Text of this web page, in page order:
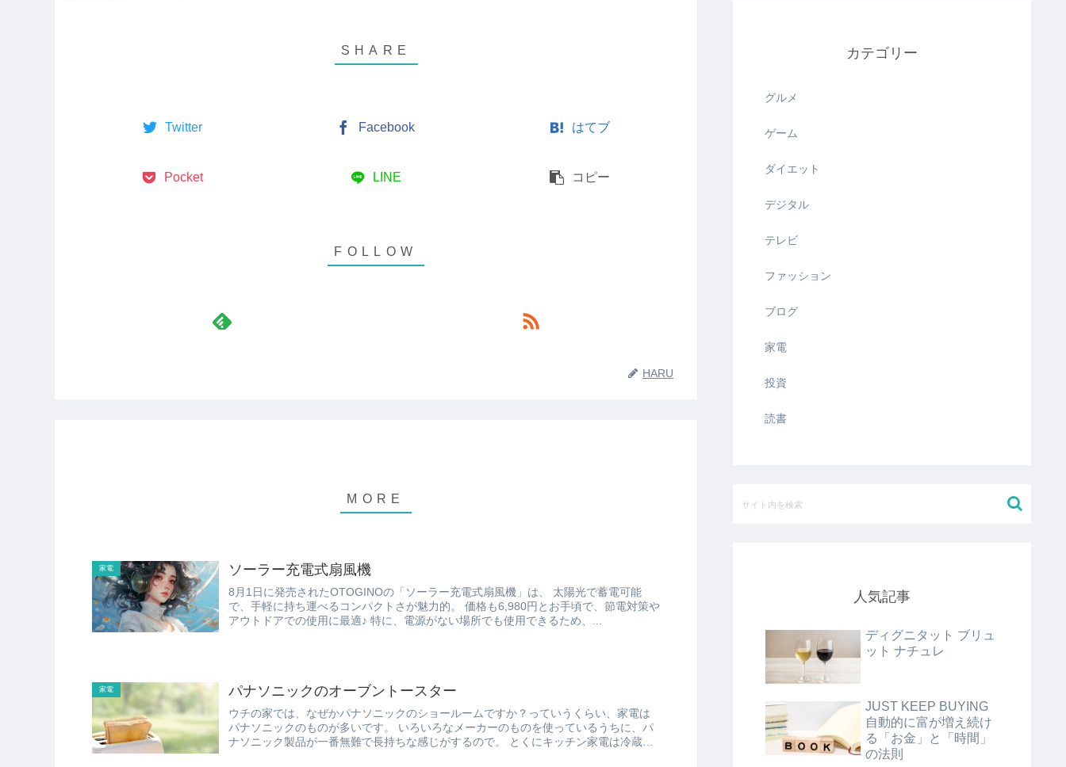
Twitter Facebook はてブ
Pocket LINE コピー
HARU
家電 ソーラー充電式扇風機
8月1日に発売されたOTOGINOの「ソーラー充電式扇風機」は、 太陽光で蓄電可能
で、手軽に持ち運べるコンパクトさが魅力的。 価格も6,980円とお手頃で、節電対策や
アウトドアでの使用に最適♪ 特に、電源がない場所でも使用できるため、...
家電 パナソニックのオーブントースター
ウチの家では、なぜかパナソニックのショールームですか？っていうくらい、家電は
パナソニックのものが多いです。 いろいろなメーカーのものを使っているうちに、パ
ナソニック製品が一番無難で長持ちな感じがするので。 とくにキッチン家電は冷蔵
カテゴリー
グルメ
ゲーム
ダイエット
デジタル
テレビ
ファッション
ブログ
家電
投資
読書
人気記事
ディグニタット ブリュ
ット ナチュレ
JUST KEEP BUYING
自動的に富が増え続け
る「お金」と「時間」
の法則